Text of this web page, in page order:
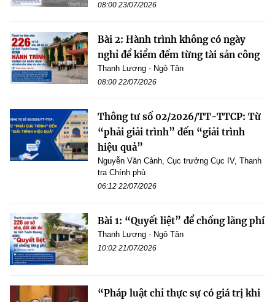
08:00 23/07/2026
Bài 2: Hành trình không có ngày
nghỉ để kiểm đếm từng tài sản công
Thanh Lương - Ngô Tân
08:00 22/07/2026
Thông tư số 02/2026/TT-TTCP: Từ
“phải giải trình” đến “giải trình
hiệu quả”
Nguyễn Văn Cảnh, Cục trưởng Cục IV, Thanh
tra Chính phủ
06:12 22/07/2026
Bài 1: “Quyết liệt” để chống lãng phí
Thanh Lương - Ngô Tân
10:02 21/07/2026
“Pháp luật chỉ thực sự có giá trị khi